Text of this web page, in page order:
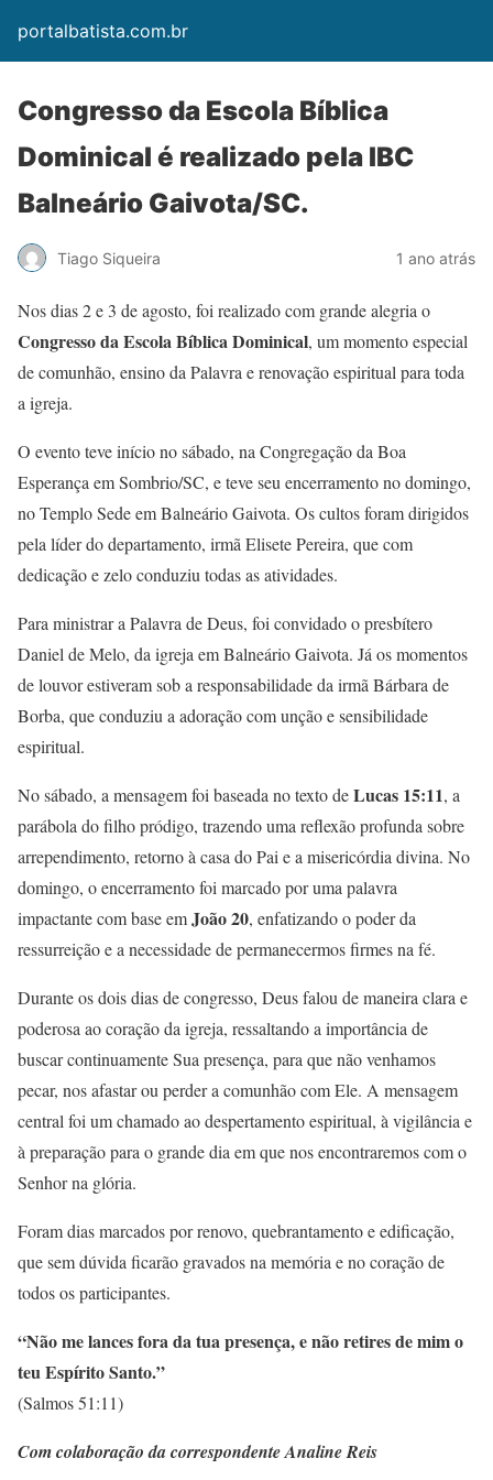
portalbatista.com.br
Congresso da Escola Bíblica
Dominical é realizado pela IBC
Balneário Gaivota/SC.
Tiago Siqueira 1 ano atrás
Nos dias 2 e 3 de agosto, foi realizado com grande alegria o
Congresso da Escola Bíblica Dominical, um momento especial
de comunhão, ensino da Palavra e renovação espiritual para toda
a igreja.
O evento teve início no sábado, na Congregação da Boa
Esperança em Sombrio/SC, e teve seu encerramento no domingo,
no Templo Sede em Balneário Gaivota. Os cultos foram dirigidos
pela líder do departamento, irmã Elisete Pereira, que com
dedicação e zelo conduziu todas as atividades.
Para ministrar a Palavra de Deus, foi convidado o presbítero
Daniel de Melo, da igreja em Balneário Gaivota. Já os momentos
de louvor estiveram sob a responsabilidade da irmã Bárbara de
Borba, que conduziu a adoração com unção e sensibilidade
espiritual.
No sábado, a mensagem foi baseada no texto deLucas 15:11, a
parábola do filho pródigo, trazendo uma reflexão profunda sobre
arrependimento, retorno à casa do Pai e a misericórdia divina. No
domingo, o encerramento foi marcado por uma palavra
impactante com base emJoão 20, enfatizando o poder da
ressurreição e a necessidade de permanecermos firmes na fé.
Durante os dois dias de congresso, Deus falou de maneira clara e
poderosa ao coração da igreja, ressaltando a importância de
buscar continuamente Sua presença, para que não venhamos
pecar, nos afastar ou perder a comunhão com Ele. A mensagem
central foi um chamado ao despertamento espiritual, à vigilância e
à preparação para o grande dia em que nos encontraremos com o
Senhor na glória.
Foram dias marcados por renovo, quebrantamento e edificação,
que sem dúvida ficarão gravados na memória e no coração de
todos os participantes.
“Não me lances fora da tua presença, e não retires de mim o
teu Espírito Santo.”
(Salmos 51:11)
Com colaboração da correspondente Analine Reis